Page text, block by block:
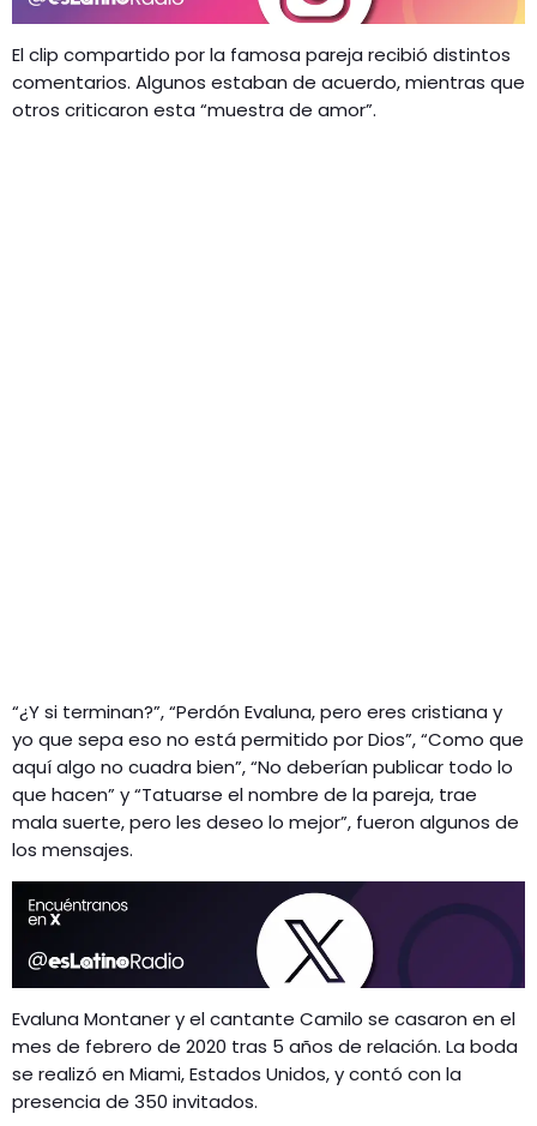
El clip compartido por la famosa pareja recibió distintos
comentarios. Algunos estaban de acuerdo, mientras que
otros criticaron esta “muestra de amor”.
“¿Y si terminan?”, “Perdón Evaluna, pero eres cristiana y
yo que sepa eso no está permitido por Dios”, “Como que
aquí algo no cuadra bien”, “No deberían publicar todo lo
que hacen” y “Tatuarse el nombre de la pareja, trae
mala suerte, pero les deseo lo mejor”, fueron algunos de
los mensajes.
Evaluna Montaner y el cantante Camilo se casaron en el
mes de febrero de 2020 tras 5 años de relación. La boda
se realizó en Miami, Estados Unidos, y contó con la
presencia de 350 invitados.